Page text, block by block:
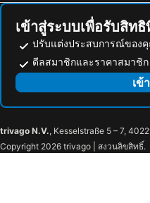
เบลฟอร์ท
Sint-Baafskathedraal
Vrijdagmarkt
New Year's Eve fireworks
Historische Senfmühle
เข้าสู่ระบบเพื่อรับสิท
ปรับแต่งประสบการณ์ของ
ดีลสมาชิกและราคาสมาชิก
เข้
trivago N.V., Kesselstraße 5 – 7,
Copyright 2026 trivago | สงวนลิขสิทธิ์.